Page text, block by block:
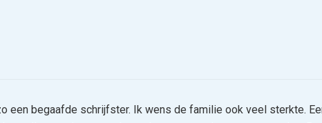
een begaafde schrijfster. Ik wens de familie ook veel sterkte.